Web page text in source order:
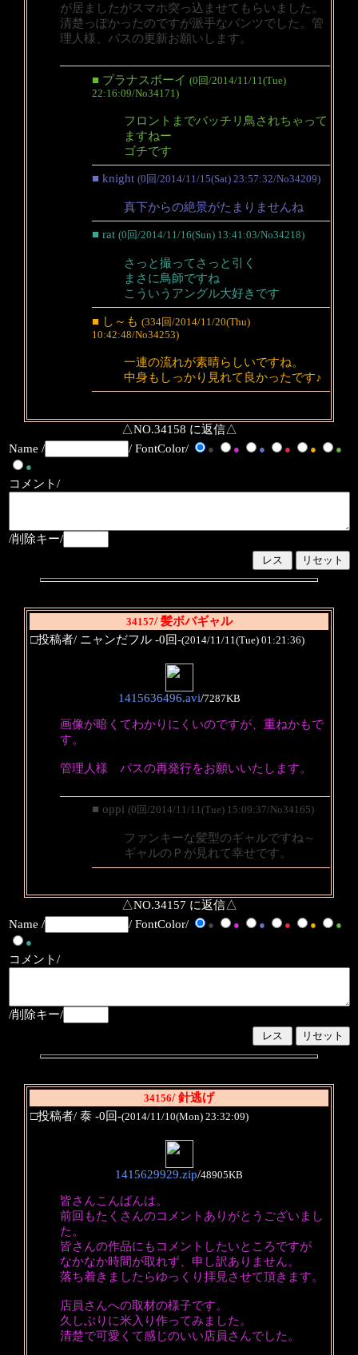
が居ましたがスマホ突っ込ませてもらいました。
清楚っぽかったのですが派手なパンツでした。管
理人様、パスの更新お願いします。
■ プラナスボーイ (0回/2014/11/11(Tue)
22:16:09/No34171)
フロントまでバッチリ鳥されちゃって
ますねー
ゴチです
■ knight (0回/2014/11/15(Sat) 23:57:32/No34209)
真下からの絶景がたまりませんね
■ rat (0回/2014/11/16(Sun) 13:41:03/No34218)
さっと撮ってさっと引く
まさに鳥師ですね
こういうアングル大好きです
■ し～も (334回/2014/11/20(Thu)
10:42:48/No34253)
一連の流れが素晴らしいですね。
中身もしっかり見れて良かったです♪
△NO.34158 に返信△
Name /
/ FontColor/ ● ● ● ● ●
●
●
コメント/
/削除キー/
34157/ 髪ボバギャル
□投稿者/ ニャンだフル -0回-(2014/11/11(Tue) 01:21:36)
1415636496.avi/7287KB
画像が暗くてわかりにくいのですが、重ねかもで
す。
管理人様 パスの再発行をお願いいたします。
■ oppi (0回/2014/11/11(Tue) 15:09:37/No34165)
ファンキーな髪型のギャルですね～
ギャルのＰが見れて幸せです。
△NO.34157 に返信△
Name /
/ FontColor/ ● ● ● ● ●
●
●
コメント/
/削除キー/
34156/ 針逃げ
□投稿者/ 泰 -0回-(2014/11/10(Mon) 23:32:09)
1415629929.zip/48905KB
皆さんこんばんは。
前回もたくさんのコメントありがとうございまし
た。
皆さんの作品にもコメントしたいところですが
なかなか時間が取れず、申し訳ありません。
落ち着きましたらゆっくり拝見させて頂きます。
店員さんへの取材の様子です。
久しぶりに米入り作ってみました。
清楚で可愛くて感じのいい店員さんでした。